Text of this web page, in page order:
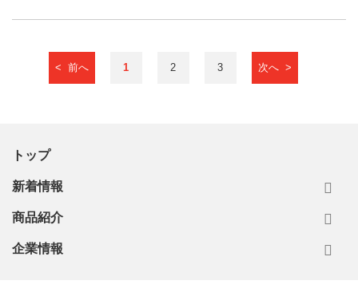
< 前へ 1 2 3 次へ >
トップ
新着情報
商品紹介
企業情報